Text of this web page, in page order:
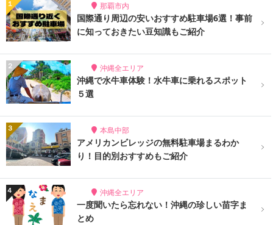
那覇市内
国際通り周辺の安いおすすめ駐車場6選！事前
に知っておきたい豆知識もご紹介
沖縄全エリア
沖縄で水牛車体験！水牛車に乗れるスポット
５選
本島中部
アメリカンビレッジの無料駐車場まるわか
り！目的別おすすめもご紹介
沖縄全エリア
一度聞いたら忘れない！沖縄の珍しい苗字ま
とめ